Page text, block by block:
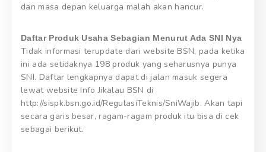
dan masa depan keluarga malah akan hancur.
Daftar Produk Usaha Sebagian Menurut Ada SNI Nya
Tidak informasi terupdate dari website BSN, pada ketika
ini ada setidaknya 198 produk yang seharusnya punya
SNI. Daftar lengkapnya dapat di jalan masuk segera
lewat website Info Jikalau BSN di
http://sispk.bsn.go.id/RegulasiTeknis/SniWajib. Akan tapi
secara garis besar, ragam-ragam produk itu bisa di cek
sebagai berikut.